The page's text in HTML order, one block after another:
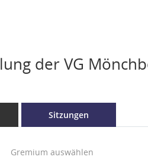
der VG
Sitzungen
Gremium auswählen